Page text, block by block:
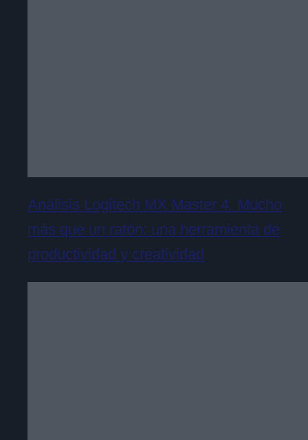
Análisis Logitech MX Master 4. Mucho
más que un ratón: una herramienta de
productividad y creatividad